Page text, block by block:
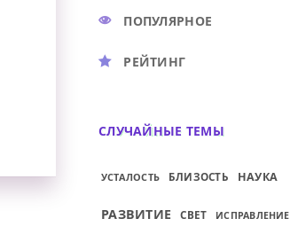
ПОПУЛЯРНОЕ
РЕЙТИНГ
СЛУЧАЙНЫЕ ТЕМЫ
УСТАЛОСТЬ БЛИЗОСТЬ НАУКА
РАЗВИТИЕ СВЕТ ИСПРАВЛЕНИЕ